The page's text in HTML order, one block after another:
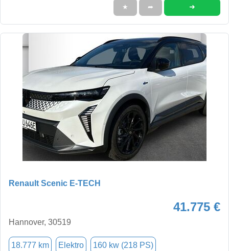
★ ➦ ➜
Renault Scenic E-TECH
41.775 €
Hannover, 30519
18.777 km Elektro 160 kw (218 PS)